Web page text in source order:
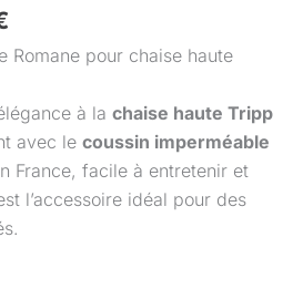
Romane pour chaise haute
à la chaise haute Tripp
avec le coussin imperméable
France, facile à entretenir et
l’accessoire idéal pour des